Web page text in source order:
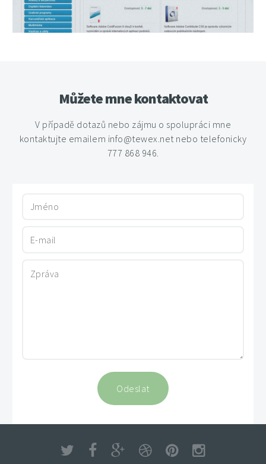
Můžete mne kontaktovat
V případě dotazů nebo zájmu o spolupráci mne
kontaktujte emailem info@tewex.net nebo telefonicky
777 868 946.